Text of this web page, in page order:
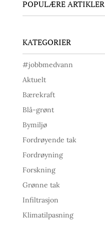
POPULÆRE ARTIKLER
KATEGORIER
#jobbmedvann
Aktuelt
Bærekraft
Blå-grønt
Bymiljø
Fordrøyende tak
Fordrøyning
Forskning
Grønne tak
Infiltrasjon
Klimatilpasning